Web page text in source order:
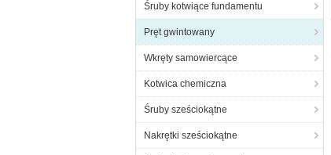
Śruby kotwiące fundamentu
Pręt gwintowany
Wkręty samowiercące
Kotwica chemiczna
Śruby sześciokątne
Nakrętki sześciokątne